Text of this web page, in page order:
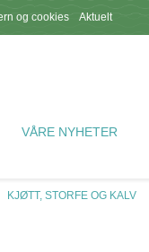
og cookies Aktuelt
VÅRE NYHETER
KJØTT, STORFE OG KALV